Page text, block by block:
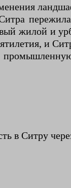
жилой и
и
в Ситру